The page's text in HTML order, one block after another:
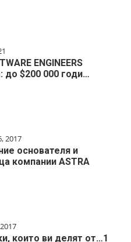
ENGINEERS
до $200 000 годи…
2017
основателя и
компании ASTRA
които ви делят от…1